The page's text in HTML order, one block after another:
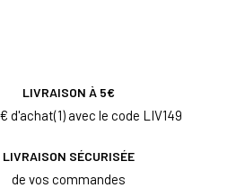
LIVRAISON À 5€
d'achat(1) avec le code LIV149
LIVRAISON SÉCURISÉE
de vos commandes